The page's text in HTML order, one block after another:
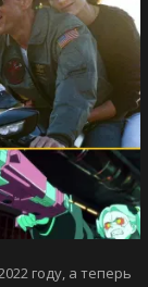
году, а теперь